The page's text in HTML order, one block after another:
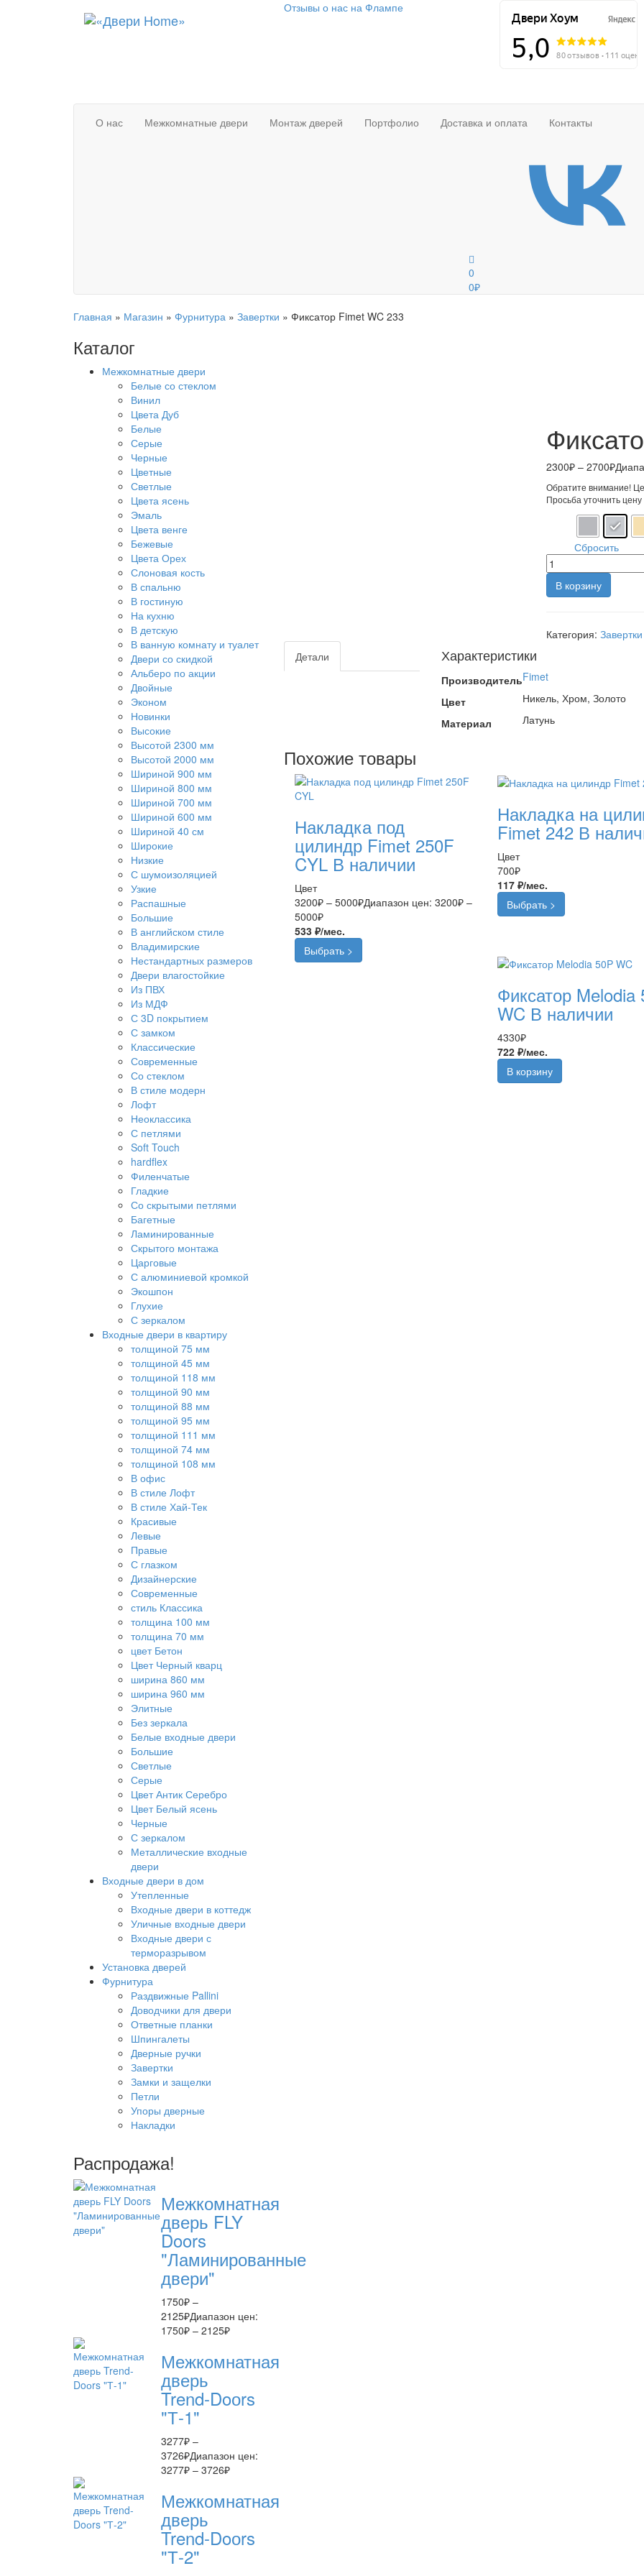
Отзывы о нас на Флампе
О нас Межкомнатные двери Монтаж дверей Портфолио Доставка и оплата Контакты
0
0₽
Главная » Магазин » Фурнитура » Завертки » Фиксатор Fimet WC 233
Каталог
Межкомнатные двери
Белые со стеклом
Винил
Цвета Дуб
Белые
Серые
Черные
Цветные
Светлые
Цвета ясень
Эмаль
Цвета венге
Бежевые
Цвета Орех
Слоновая кость
В спальню
В гостиную
На кухню
В детскую
В ванную комнату и туалет
Двери со скидкой
Альберо по акции
Двойные
Эконом
Новинки
Высокие
Высотой 2300 мм
Высотой 2000 мм
Шириной 900 мм
Шириной 800 мм
Шириной 700 мм
Шириной 600 мм
Шириной 40 см
Широкие
Низкие
С шумоизоляцией
Узкие
Распашные
Большие
В английском стиле
Владимирские
Нестандартных размеров
Двери влагостойкие
Из ПВХ
Из МДФ
С 3D покрытием
С замком
Классические
Современные
Со стеклом
В стиле модерн
Лофт
Неоклассика
С петлями
Soft Touch
hardflex
Филенчатые
Гладкие
Со скрытыми петлями
Багетные
Ламинированные
Скрытого монтажа
Царговые
С алюминиевой кромкой
Экошпон
Глухие
С зеркалом
Входные двери в квартиру
толщиной 75 мм
толщиной 45 мм
толщиной 118 мм
толщиной 90 мм
толщиной 88 мм
толщиной 95 мм
толщиной 111 мм
толщиной 74 мм
толщиной 108 мм
В офис
В стиле Лофт
В стиле Хай-Тек
Красивые
Левые
Правые
С глазком
Дизайнерские
Современные
стиль Классика
толщина 100 мм
толщина 70 мм
цвет Бетон
Цвет Черный кварц
ширина 860 мм
ширина 960 мм
Элитные
Без зеркала
Белые входные двери
Большие
Светлые
Серые
Цвет Антик Серебро
Цвет Белый ясень
Черные
С зеркалом
Металлические входные
двери
Входные двери в дом
Утепленные
Входные двери в коттедж
Уличные входные двери
Входные двери с
терморазрывом
Установка дверей
Фурнитура
Раздвижные Pallini
Доводчики для двери
Ответные планки
Шпингалеты
Дверные ручки
Завертки
Замки и защелки
Петли
Упоры дверные
Накладки
Распродажа!
Межкомнатная
дверь FLY
Doors
"Ламинированные
двери"
1750₽ –
2125₽Диапазон цен:
1750₽ – 2125₽
Межкомнатная
дверь
Trend-Doоrs
"Т-1"
3277₽ –
3726₽Диапазон цен:
3277₽ – 3726₽
Межкомнатная
дверь
Trend-Doоrs
"Т-2"
2300₽ – 2700₽
Обратите внимание!
Просьба уточнить
Сбросить
В корзину
Категория:Завертки
Детали
Характеристики
ПроизводительFimet
Цвет
Никель, Хром, Золото
Материал
Латунь
Похожие товары
Накладка под
цилиндр Fimet 250F
CYL В наличии
Цвет
3200₽ – 5000₽Диапазон цен: 3200₽ –
5000₽
533 ₽/мес.
Выбрать >
Накладка на
Fimet 242 В
Цвет
700₽
117 ₽/мес.
Выбрать >
Фиксатор Melodia
WC В наличии
4330₽
722 ₽/мес.
В корзину